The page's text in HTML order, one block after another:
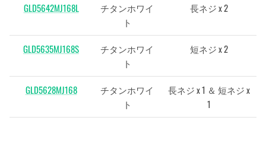
GLD5642MJ168L
チタンホワイ
ト
長ネジ x 2
GLD5635MJ168S
チタンホワイ
ト
短ネジ x 2
GLD5628MJ168
チタンホワイ
ト
長ネジ x 1 ＆ 短ネジ x
1